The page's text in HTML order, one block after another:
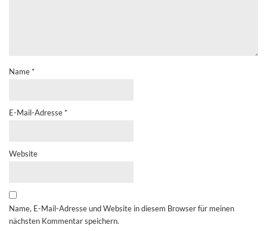
Name *
E-Mail-Adresse *
Website
Name, E-Mail-Adresse und Website in diesem Browser für meinen
nächsten Kommentar speichern.